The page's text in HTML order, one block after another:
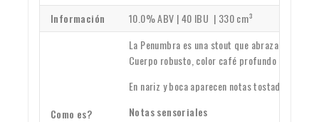
Información
10.0% ABV | 40 IBU | 330 cm³
Como es?
La Penumbra es una stout que abraza lo
Cuerpo robusto, color café profundo casi
En nariz y boca aparecen notas tostadas,
Notas sensoriales